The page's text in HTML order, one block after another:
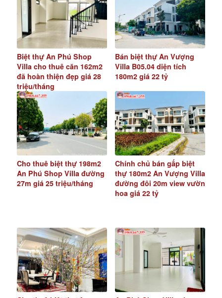
Biệt thự An Phú Shop
Villa cho thuê căn 162m2
đã hoàn thiện đẹp giá 28
triệu/tháng
Bán biệt thự An Vượng
Villa B05.04 diện tích
180m2 giá 22 tỷ
Cho thuê biệt thự 198m2
An Phú Shop Villa đường
27m giá 25 triệu/tháng
Chính chủ bán gấp biệt
thự 180m2 An Vượng Villa
đường đôi 20m view vườn
hoa giá 22 tỷ